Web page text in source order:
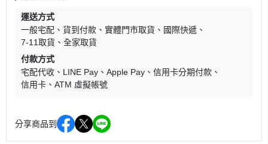
運送方式
一般宅配
貨到付款 實體門市取貨
國際快遞
7-11取貨
全家取貨
付款方式
宅配代收
LINE Pay Apple Pay
信用卡分期付款
信用卡
ATM 虛擬帳號
分享商品到